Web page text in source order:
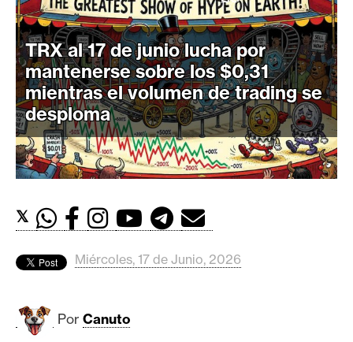
C
r
i
p
t
o
M
e
r
d
s
B
TRX al 17 de junio lucha por
mantenerse sobre los $0,31
mientras el volumen de trading se
desploma
𝕏
Miércoles, 17 de Junio, 2026
Por Canuto